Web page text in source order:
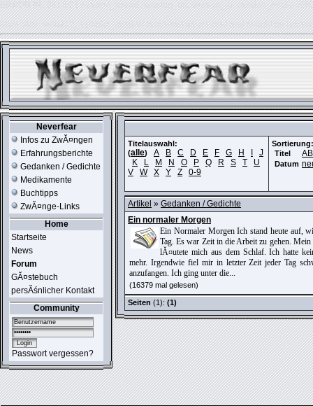
ERROR IN:SELECT session_userid, session_url, session_ip, session_expire
table './usr_web212_1/phpkit_session' is marked as crashed and should be
Neverfear
Infos zu ZwĂ¤ngen
Erfahrungsberichte
Gedanken / Gedichte
Medikamente
Buchtipps
ZwĂ¤nge-Links
Home
Startseite
News
Forum
GĂ¤stebuch
persĂśnlicher Kontakt
Community
Passwort vergessen?
Titelauswahl:
(alle) A B C D E F G H
J
K
L M N O P Q R S T
U
V
W X Y Z 0-9
Sortierung:
Titel
Datum
Artikel » Gedanken / Gedichte
Ein normaler Morgen
Ein Normaler Morgen Ich stand heute auf,
Tag. Es war Zeit in die Arbeit zu gehen. Mein
lĂ¤utete mich aus dem Schlaf. Ich hatte
mehr. Irgendwie fiel mir in letzter Zeit jeder Tag
anzufangen. Ich ging unter die...
(16379 mal gelesen)
Seiten (1): (1)